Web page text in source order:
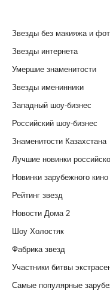
Звезды без макияжа и
Звезды интернета
Умершие знаменитости
Звезды именинники
Западный шоу-бизнес
Российский шоу-бизнес
Знаменитости Казахстана
Лучшие новинки
Новинки зарубежного кино
Рейтинг звезд
Новости Дома 2
Шоу Холостяк
Фабрика звезд
Участники битвы
Самые популярные